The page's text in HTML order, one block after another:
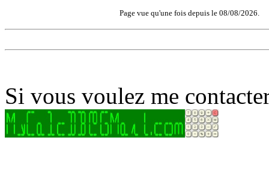
Page vue qu'une fois depuis le 08/08/2026.
Si vous voulez me